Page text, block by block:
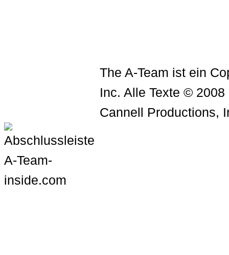
The A-Team ist ein
Inc. Alle Texte ©
Cannell Productions,